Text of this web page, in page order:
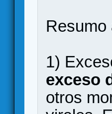
Resumo
1)
exceso
otros